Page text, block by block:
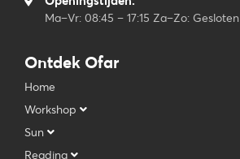
Ma–Vr: 08:45 – 17:15 Za–Zo: Gesloten
Ontdek Ofar
Home
Workshop
Sun
Reading